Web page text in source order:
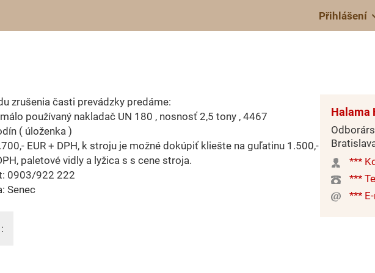
Přihlášení
zrušenia časti prevádzky predáme:
používaný nakladač UN 180 , nosnosť 2,5 tony , 4467
( úloženka )
EUR + DPH, k stroju je možné dokúpiť kliešte na guľatinu 1.500,-
paletové vidly a lyžica s s cene stroja.
0903/922 222
Senec
Halama
***
***
***